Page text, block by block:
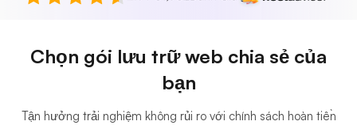
Chọn gói lưu trữ web chia sẻ của
bạn
Tận hưởng trải nghiệm không rủi ro với chính sách hoàn tiền